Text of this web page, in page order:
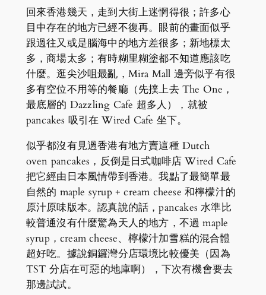
回來香港幾天，走到大街上迷惘得很；許多心
目中存在的地方已經不復再。眼前的畫面似乎
跟過往又或是腦海中的地方差很多；新地標太
多，商場太多；有時糊里糊塗都不知道應該吃
什麼。逛尖沙咀最亂，Mira Mall 邊旁似乎有很
多有空位不用等的餐廳（先撲上去 The One，
最底層的 Dazzling Cafe 超多人），就被
pancakes 吸引在 Wired Cafe 坐下。
似乎都沒有見過香港有地方賣這種 Dutch
oven pancakes，反倒是日式咖啡店 Wired Cafe
把它經由日本風情帶到香港。我點了最簡單最
自然的 maple syrup + cream cheese 和檸檬汁的
原汁原味版本。認真說的話，pancakes 水準比
較普通沒有什麼驚為天人的地方，不過 maple
syrup，cream cheese、檸檬汁加雪糕的混合體
超好吃。據說銅鑼灣分店環境比較優美（因為
TST 分店在可惡的地庫啊），下次有機會要去
那邊試試。